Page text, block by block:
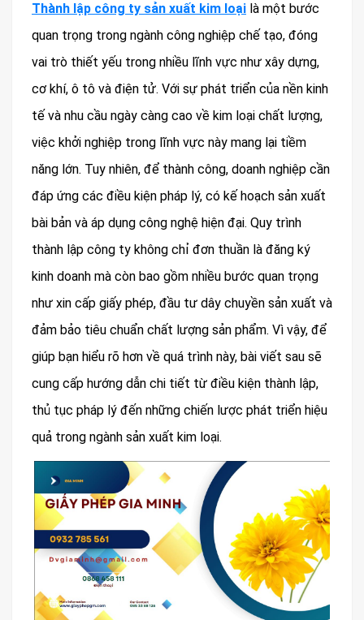
Thành lập công ty sản xuất kim loại là một bước
quan trọng trong ngành công nghiệp chế tạo, đóng
vai trò thiết yếu trong nhiều lĩnh vực như xây dựng,
cơ khí, ô tô và điện tử. Với sự phát triển của nền kinh
tế và nhu cầu ngày càng cao về kim loại chất lượng,
việc khởi nghiệp trong lĩnh vực này mang lại tiềm
năng lớn. Tuy nhiên, để thành công, doanh nghiệp cần
đáp ứng các điều kiện pháp lý, có kế hoạch sản xuất
bài bản và áp dụng công nghệ hiện đại. Quy trình
thành lập công ty không chỉ đơn thuần là đăng ký
kinh doanh mà còn bao gồm nhiều bước quan trọng
như xin cấp giấy phép, đầu tư dây chuyền sản xuất và
đảm bảo tiêu chuẩn chất lượng sản phẩm. Vì vậy, để
giúp bạn hiểu rõ hơn về quá trình này, bài viết sau sẽ
cung cấp hướng dẫn chi tiết từ điều kiện thành lập,
thủ tục pháp lý đến những chiến lược phát triển hiệu
quả trong ngành sản xuất kim loại.